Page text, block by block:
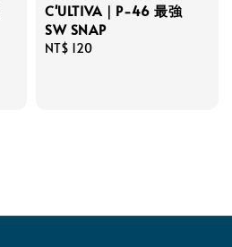
C'ULTIVA｜P-46 最強
SW SNAP
Regular
NT$ 120